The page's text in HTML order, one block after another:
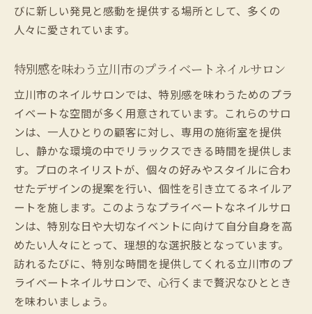
びに新しい発見と感動を提供する場所として、多くの
人々に愛されています。
特別感を味わう立川市のプライベートネイルサロン
立川市のネイルサロンでは、特別感を味わうためのプラ
イベートな空間が多く用意されています。これらのサロ
ンは、一人ひとりの顧客に対し、専用の施術室を提供
し、静かな環境の中でリラックスできる時間を提供しま
す。プロのネイリストが、個々の好みやスタイルに合わ
せたデザインの提案を行い、個性を引き立てるネイルア
ートを施します。このようなプライベートなネイルサロ
ンは、特別な日や大切なイベントに向けて自分自身を高
めたい人々にとって、理想的な選択肢となっています。
訪れるたびに、特別な時間を提供してくれる立川市のプ
ライベートネイルサロンで、心行くまで贅沢なひととき
を味わいましょう。